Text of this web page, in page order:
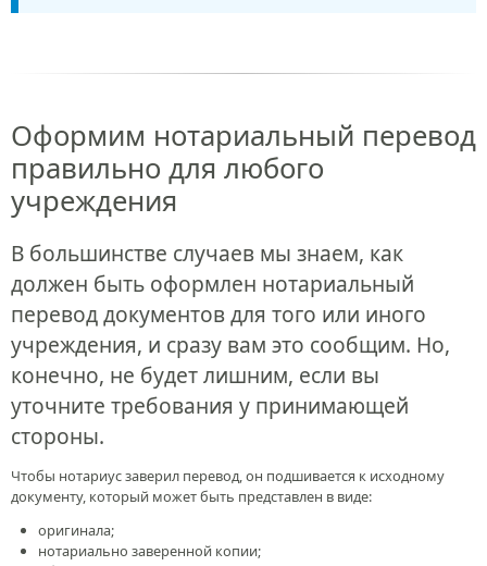
Оформим нотариальный перевод
правильно для любого
учреждения
В большинстве случаев мы знаем, как
должен быть оформлен нотариальный
перевод документов для того или иного
учреждения, и сразу вам это сообщим. Но,
конечно, не будет лишним, если вы
уточните требования у принимающей
стороны.
Чтобы нотариус заверил перевод, он подшивается к исходному
документу, который может быть представлен в виде:
оригинала;
нотариально заверенной копии;